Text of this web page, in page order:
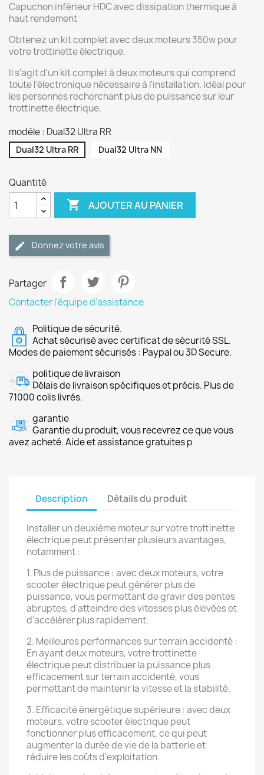
Capuchon inférieur HDC avec dissipation thermique à
haut rendement
Obtenez un kit complet avec deux moteurs 350w pour
votre trottinette électrique.
Il s'agit d'un kit complet à deux moteurs qui comprend
toute l'électronique nécessaire à l'installation. Idéal pour
les personnes recherchant plus de puissance sur leur
trottinette électrique.
modèle : Dual32 Ultra RR
Dual32 Ultra RR Dual32 Ultra NN
Quantité
 AJOUTER AU PANIER
Donnez votre avis
Partager
Contacter l'équipe d'assistance
Politique de sécurité.
Achat sécurisé avec certificat de sécurité SSL.
Modes de paiement sécurisés : Paypal ou 3D Secure.
politique de livraison
Délais de livraison spécifiques et précis. Plus de
71000 colis livrés.
garantie
Garantie du produit, vous recevrez ce que vous
avez acheté. Aide et assistance gratuites p
Description Détails du produit
Installer un deuxième moteur sur votre trottinette
électrique peut présenter plusieurs avantages,
notamment :
1. Plus de puissance : avec deux moteurs, votre
scooter électrique peut générer plus de
puissance, vous permettant de gravir des pentes
abruptes, d'atteindre des vitesses plus élevées et
d'accélérer plus rapidement.
2. Meilleures performances sur terrain accidenté :
En ayant deux moteurs, votre trottinette
électrique peut distribuer la puissance plus
efficacement sur terrain accidenté, vous
permettant de maintenir la vitesse et la stabilité.
3. Efficacité énergétique supérieure : avec deux
moteurs, votre scooter électrique peut
fonctionner plus efficacement, ce qui peut
augmenter la durée de vie de la batterie et
réduire les coûts d'exploitation.